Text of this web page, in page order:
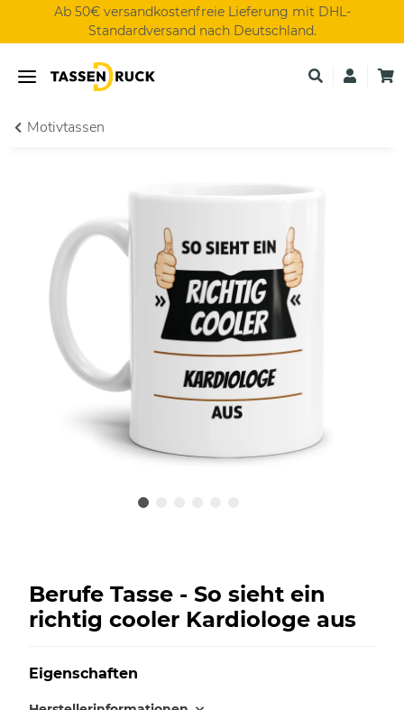
Ab 50€ versandkostenfreie Lieferung mit DHL-
Standardversand nach Deutschland.
Motivtassen
Berufe Tasse - So sieht ein
richtig cooler Kardiologe aus
Eigenschaften